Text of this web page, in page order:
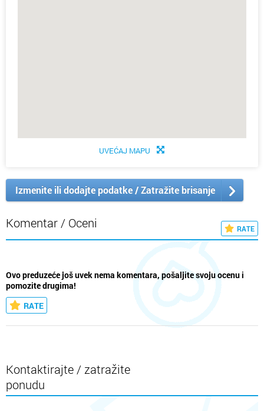
UVEĆAJ MAPU
Izmenite ili dodajte podatke / Zatražite brisanje
Komentar / Oceni RATE
Ovo preduzeće još uvek nema komentara, pošaljite svoju ocenu i
pomozite drugima!
RATE
Kontaktirajte / zatražite
ponudu